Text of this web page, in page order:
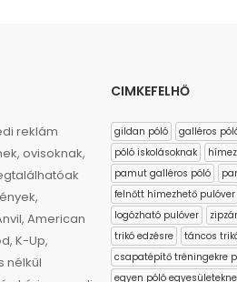
reklám
ovisoknak,
American
K-Up,
nélkül
CIMKEFELHŐ
gildan póló galléros
póló iskolásoknak
pamut galléros póló
felnőtt hímezhető pulóver
logózható pulóver
trikó edzésre
táncos
csapatépítő tréningekre
egyen póló